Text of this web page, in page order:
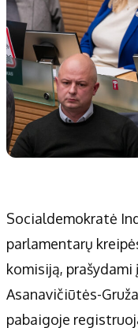
Socialdemokratė
parlamentarų
komisiją,
Asanavičiūtės-
pabaigoje